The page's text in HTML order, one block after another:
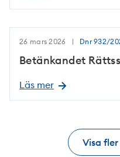
26 mars 2026 Dnr 932/
Betänkandet
Läs mer
Visa